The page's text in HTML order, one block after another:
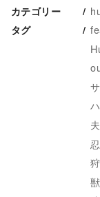
カテゴリー
タグ